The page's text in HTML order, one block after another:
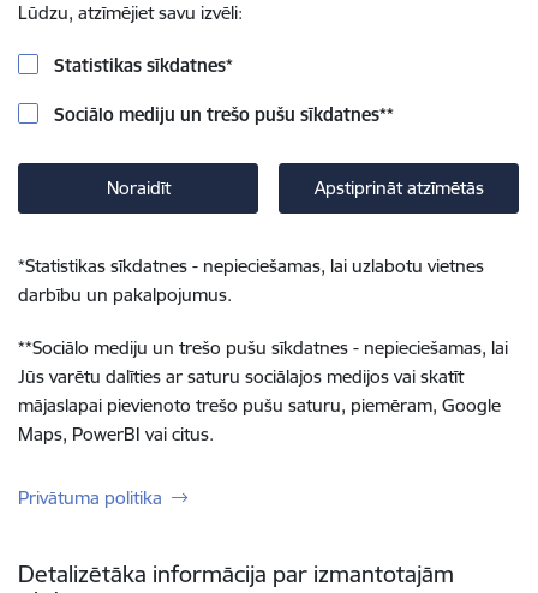
Lūdzu, atzīmējiet savu izvēli:
Statistikas sīkdatnes*
Sociālo mediju un trešo pušu sīkdatnes**
Noraidīt Apstiprināt atzīmētās
*Statistikas sīkdatnes - nepieciešamas, lai uzlabotu vietnes
darbību un pakalpojumus.
**Sociālo mediju un trešo pušu sīkdatnes - nepieciešamas, lai
Jūs varētu dalīties ar saturu sociālajos medijos vai skatīt
mājaslapai pievienoto trešo pušu saturu, piemēram, Google
Maps, PowerBI vai citus.
Privātuma politika
Detalizētāka informācija par izmantotajām